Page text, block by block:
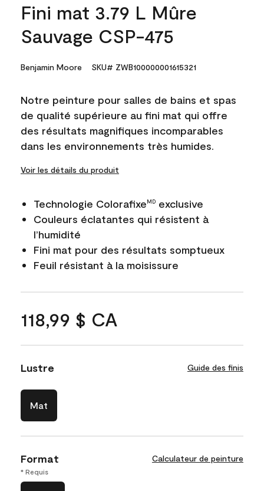
Fini mat 3.79 L Mûre
Sauvage CSP-475
Benjamin Moore SKU# ZWB100000001615321
Notre peinture pour salles de bains et spas
de qualité supérieure au fini mat qui offre
des résultats magnifiques incomparables
dans les environnements très humides.
Voir les détails du produit
Technologie ColorafixeMD exclusive
Couleurs éclatantes qui résistent à
l’humidité
Fini mat pour des résultats somptueux
Feuil résistant à la moisissure
118,99 $ CA
Lustre Guide des finis
Mat
Format Calculateur de peinture
* Requis